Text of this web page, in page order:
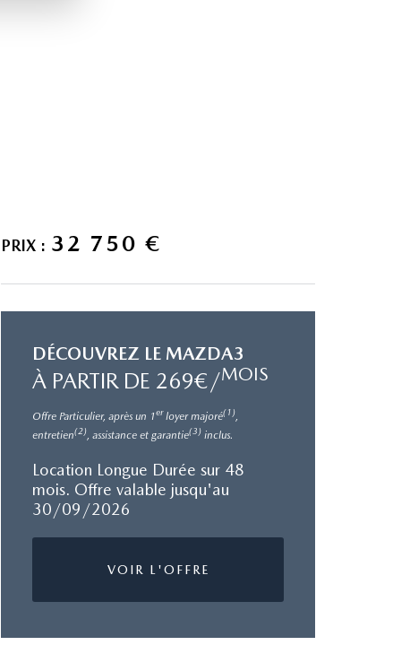
PRIX : 32 750 €
DÉCOUVREZ LE MAZDA3
À PARTIR DE 269€/MOIS
Offre Particulier, après un 1erloyer majoré(1)
entretien(2) , assistance et garantie(3) inclus.
Location Longue Durée sur 48
mois. Offre valable jusqu'au
30/09/2026
VOIR L'OFFRE